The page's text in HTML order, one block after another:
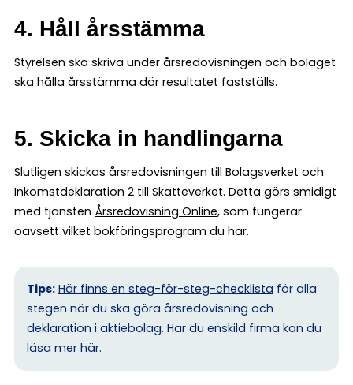
4. Håll årsstämma
Styrelsen ska skriva under årsredovisningen och bolaget
ska hålla årsstämma där resultatet fastställs.
5. Skicka in handlingarna
Slutligen skickas årsredovisningen till Bolagsverket och
Inkomstdeklaration 2 till Skatteverket. Detta görs smidigt
med tjänsten Årsredovisning Online, som fungerar
oavsett vilket bokföringsprogram du har.
Tips: Här finns en steg-för-steg-checklista för alla
stegen när du ska göra årsredovisning och
deklaration i aktiebolag. Har du enskild firma kan du
läsa mer här.